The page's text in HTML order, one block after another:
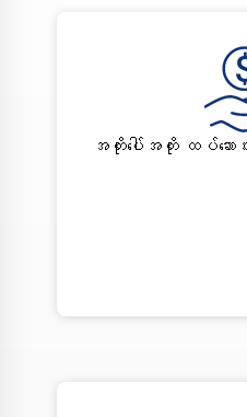
အတိုးပေါ်အတိုး ထပ်ဆ